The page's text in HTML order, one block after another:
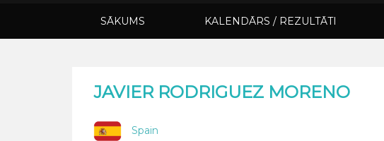
SĀKUMS KALENDĀRS / REZULTĀTI
JAVIER RODRIGUEZ MORENO
Spain